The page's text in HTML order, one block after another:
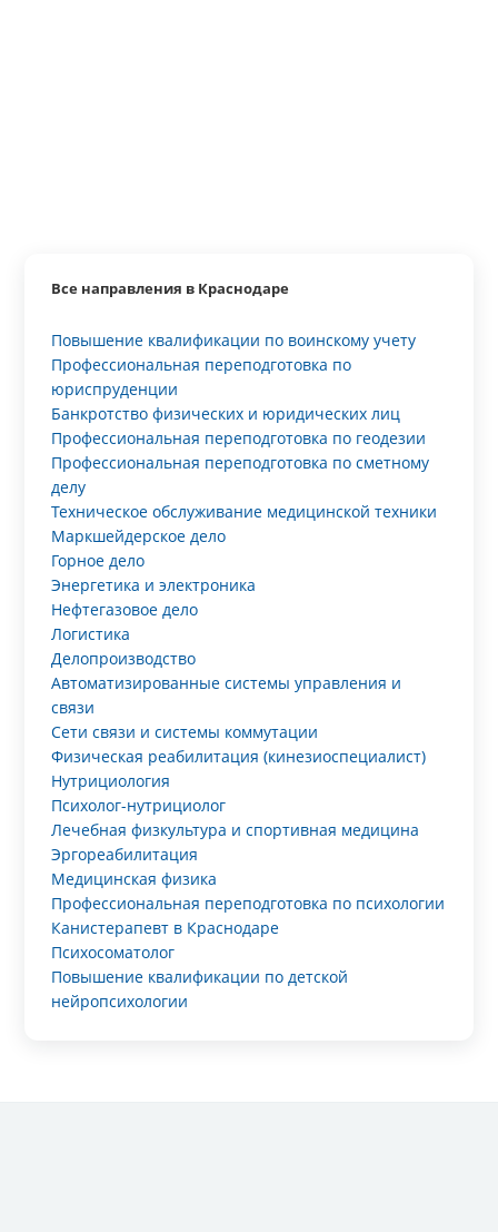
Все направления в Краснодаре
Повышение квалификации по воинскому учету
Профессиональная переподготовка по
юриспруденции
Банкротство физических и юридических лиц
Профессиональная переподготовка по геодезии
Профессиональная переподготовка по сметному
делу
Техническое обслуживание медицинской техники
Маркшейдерское дело
Горное дело
Энергетика и электроника
Нефтегазовое дело
Логистика
Делопроизводство
Автоматизированные системы управления и
связи
Сети связи и системы коммутации
Физическая реабилитация (кинезиоспециалист)
Нутрициология
Психолог-нутрициолог
Лечебная физкультура и спортивная медицина
Эргореабилитация
Медицинская физика
Профессиональная переподготовка по психологии
Канистерапевт в Краснодаре
Психосоматолог
Повышение квалификации по детской
нейропсихологии